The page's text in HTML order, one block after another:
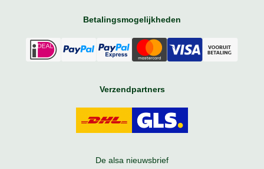
Betalingsmogelijkheden
Verzendpartners
De alsa nieuwsbrief